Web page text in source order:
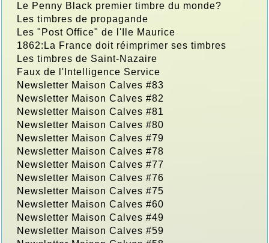
Le Penny Black premier timbre du monde?
Les timbres de propagande
Les "Post Office" de l'Ile Maurice
1862:La France doit réimprimer ses timbres
Les timbres de Saint-Nazaire
Faux de l'Intelligence Service
Newsletter Maison Calves #83
Newsletter Maison Calves #82
Newsletter Maison Calves #81
Newsletter Maison Calves #80
Newsletter Maison Calves #79
Newsletter Maison Calves #78
Newsletter Maison Calves #77
Newsletter Maison Calves #76
Newsletter Maison Calves #75
Newsletter Maison Calves #60
Newsletter Maison Calves #49
Newsletter Maison Calves #59